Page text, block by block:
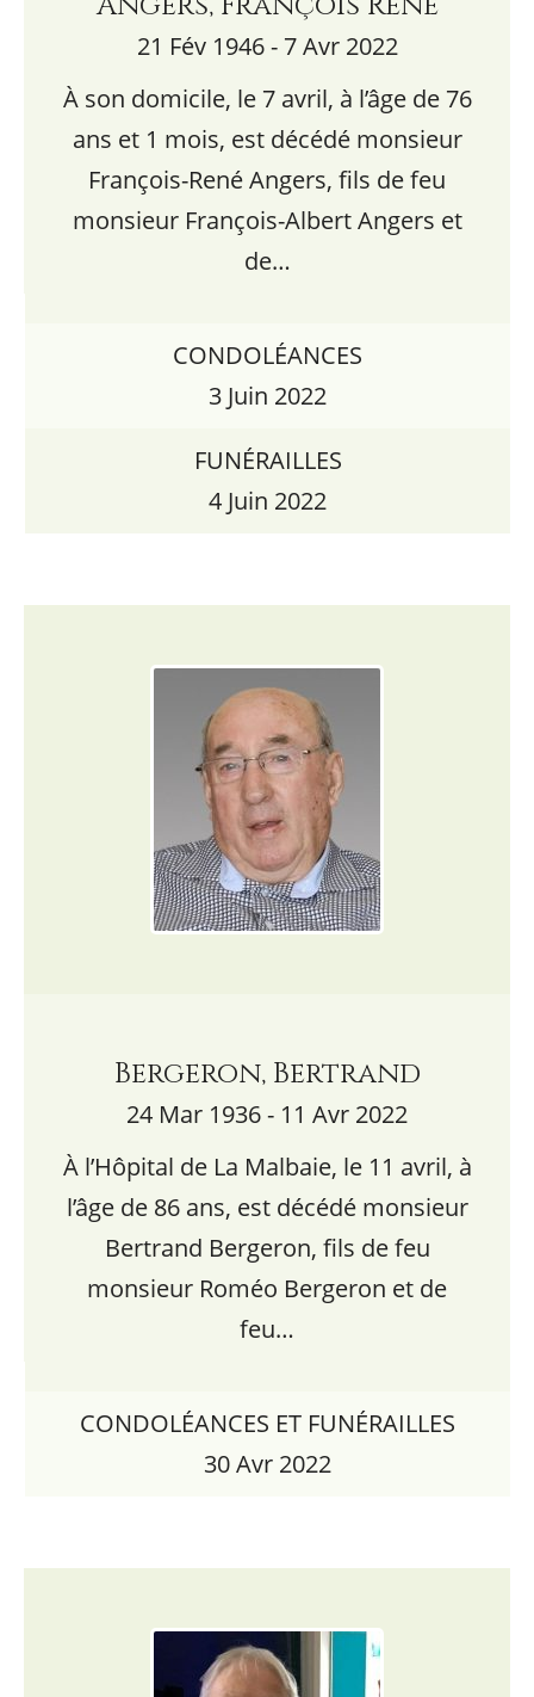
21 Fév 1946 - 7 Avr 2022
À son domicile, le 7 avril, à l’âge de 76
ans et 1 mois, est décédé monsieur
François-René Angers, fils de feu
monsieur François-Albert Angers et
de…
CONDOLÉANCES
3 Juin 2022
FUNÉRAILLES
4 Juin 2022
Bergeron, Bertrand
24 Mar 1936 - 11 Avr 2022
À l’Hôpital de La Malbaie, le 11 avril, à
l’âge de 86 ans, est décédé monsieur
Bertrand Bergeron, fils de feu
monsieur Roméo Bergeron et de
feu…
CONDOLÉANCES ET FUNÉRAILLES
30 Avr 2022